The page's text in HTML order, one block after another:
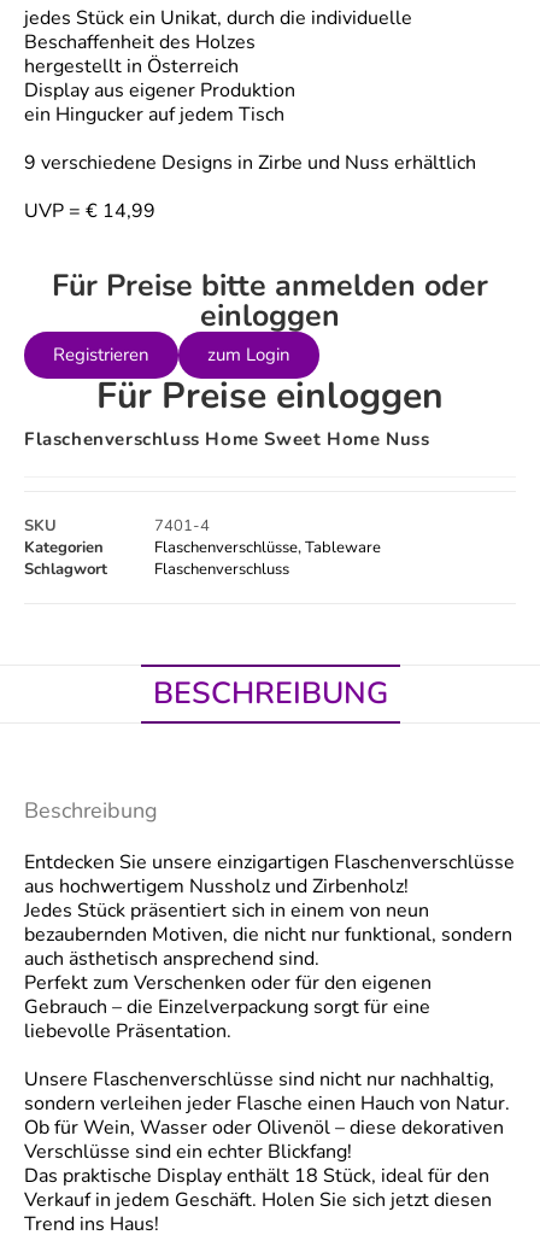
jedes Stück ein Unikat, durch die individuelle
Beschaffenheit des Holzes
hergestellt in Österreich
Display aus eigener Produktion
ein Hingucker auf jedem Tisch
9 verschiedene Designs in Zirbe und Nuss erhältlich
UVP = € 14,99
Für Preise bitte anmelden oder
einloggen
Registrieren zum Login
Für Preise einloggen
Flaschenverschluss Home Sweet Home Nuss
SKU
7401-4
Kategorien
Flaschenverschlüsse,Tableware
Schlagwort
Flaschenverschluss
BESCHREIBUNG
Beschreibung
Entdecken Sie unsere einzigartigen Flaschenverschlüsse
aus hochwertigem Nussholz und Zirbenholz!
Jedes Stück präsentiert sich in einem von neun
bezaubernden Motiven, die nicht nur funktional, sondern
auch ästhetisch ansprechend sind.
Perfekt zum Verschenken oder für den eigenen
Gebrauch – die Einzelverpackung sorgt für eine
liebevolle Präsentation.
Unsere Flaschenverschlüsse sind nicht nur nachhaltig,
sondern verleihen jeder Flasche einen Hauch von Natur.
Ob für Wein, Wasser oder Olivenöl – diese dekorativen
Verschlüsse sind ein echter Blickfang!
Das praktische Display enthält 18 Stück, ideal für den
Verkauf in jedem Geschäft. Holen Sie sich jetzt diesen
Trend ins Haus!